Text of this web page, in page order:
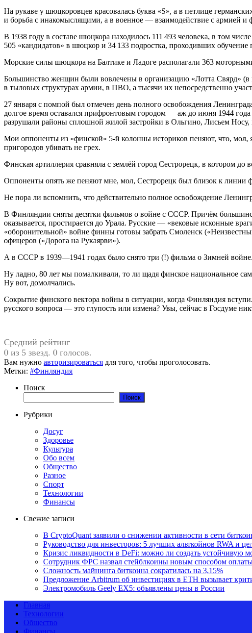
На рукаве у шюцкоровцев красовалась буква «S», а в петлице
и борьба с инакомыслящими, а в военное — взаимодействие с армией и
В 1938 году в составе шюцкора находилось 111 493 человека, в том
505 «кандидатов» в шюцкор и 34 133 подростка, проходивших
Морские силы шюцкора на Балтике и Ладоге располагали 363
Большинство женщин были вовлечены в организацию «Лотта Свярд» (в
в тыловых структурах армии, в ПВО, а тысячи их непосредственно
27 января с помпой был отмечен день полного освобождения
долгое время оставался прифронтовым городом — аж до июня 1944
разрушали районы сплошной жилой застройки в Ольгино, Лисьем Носу,
Мои оппоненты из «финской» 5-й колонны историков пеняют, что, мол,
пригородов убивать не грех.
Финская артиллерия сравняла с землёй город Сестрорецк, в котором
Оппоненты опять же пеняют мне, мол, Сестрорецк был близок к
Не пора ли вспомнить, что действительно полное освобождение
В Финляндии сняты десятки фильмов о войне с СССР. Причём
оказывается, простирается до Урала. Русские — «вековые исконные
«оборонительной» войне финны готовы забрать Смоленск
офицеров («Дорога на Рукаярви»).
А в СССР в 1939—1941 годах было снято три (!) фильма о Зимней
Ну ладно, 80 лет мы помалкивали, то ли щадя финское национальное
Ну вот, домолчались.
Сокрытие финского вектора войны в ситуации, когда Финляндия
русского вопроса — это глупость или измена? Увы, сейчас в Госдуме
Средний рейтинг
0 из 5 звезд. 0 голосов.
Вам нужно авторизироваться для того, чтобы проголосовать.
Метки: #Финляндия
Поиск
Поиск
Рубрики
Досуг
Здоровье
Культура
Обо всем
Общество
Разное
Спорт
Технологии
Финансы
Свежие записи
В CryptoQuant заявили о снижении активности в сети
Руководство для инвесторов: 5 лучших альткойнов RWA и
Кризис ликвидности в DeFi: можно ли создать устойчивую
Сотрудник ФРС назвал стейблкоины новым способом
Сложность майнинга биткоина сократилась на 3,15%
Предложение Arbitrum об инвестициях в ETH вызывает
Электромобиль Geely EX5: объявлены цены в России
Главная
Технологии
Общество
Финансы